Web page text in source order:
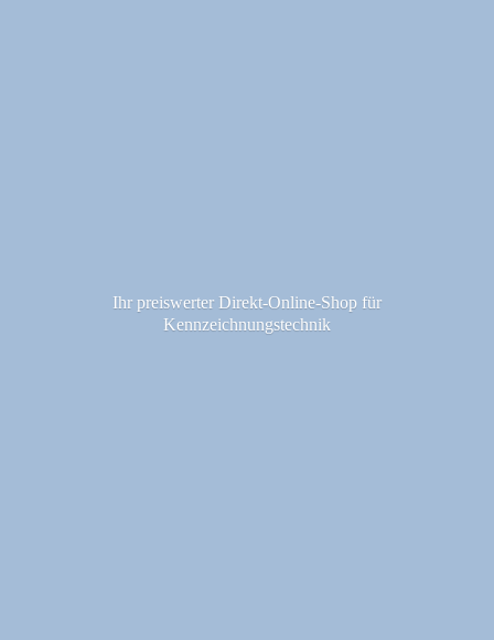
Ihr preiswerter Direkt-Online-Shop für
Kennzeichnungstechnik